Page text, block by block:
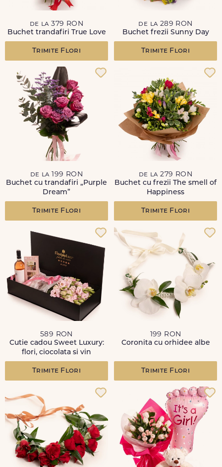
de la 379 RON
Buchet trandafiri True Love
Trimite Flori
de la 289 RON
Buchet frezii Sunny Day
Trimite Flori
de la 199 RON
Buchet cu trandafiri „Purple
Dream”
Trimite Flori
de la 279 RON
Buchet cu frezii The smell of
Happiness
Trimite Flori
589 RON
Cutie cadou Sweet Luxury:
flori, ciocolata si vin
Trimite Flori
199 RON
Coronita cu orhidee albe
Trimite Flori